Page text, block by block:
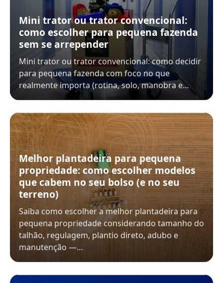
Mini trator ou trator convencional:
como escolher para pequena fazenda
sem se arrepender
Mini trator ou trator convencional: como decidir
para pequena fazenda com foco no que
realmente importa (rotina, solo, manobra e…
Melhor plantadeira para pequena
propriedade: como escolher modelos
que cabem no seu bolso (e no seu
terreno)
Saiba como escolher a melhor plantadeira para
pequena propriedade considerando tamanho do
talhão, regulagem, plantio direto, adubo e
manutenção —…